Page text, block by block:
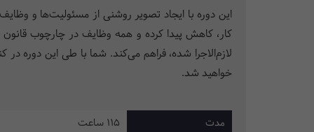
این دوره با ایجاد تصویر روشنی از مسئولیت­‌ها و
کار، کاهش پیدا کرده و همه وظایف در چارچوب قانون
لازم‌الاجرا شده، فراهم می­‌کند. شما با طی این دوره
خواهید شد.
مدت 115 ساعت